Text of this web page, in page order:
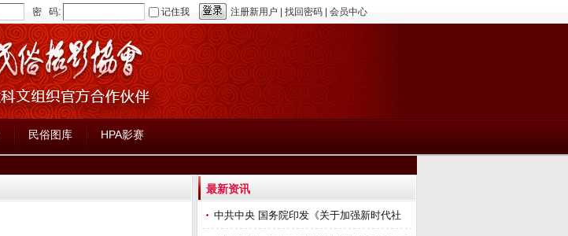
密 码: 记住我 注册新用户 找回密码 会员中心
民俗图库 HPA影赛
最新资讯
中共中央 国务院印发《关于加强新时代社